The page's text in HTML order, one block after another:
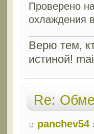
Проверено
охлаждения
Верю тем,
истиной!
Re:
panchev54